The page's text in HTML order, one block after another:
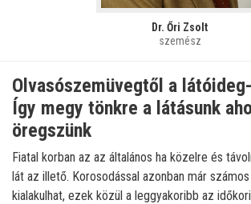
Dr. Őri Zsolt
szemész
Olvasószemüvegtől a
Így megy tönkre a látásunk
öregszünk
Fiatal korban az az általános ha közelre és
lát az illető. Korosodással azonban már
kialakulhat, ezek közül a leggyakoribb az